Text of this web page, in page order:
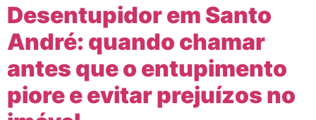
Desentupidor em Santo
André: quando chamar
antes que o entupimento
piore e evitar prejuízos no